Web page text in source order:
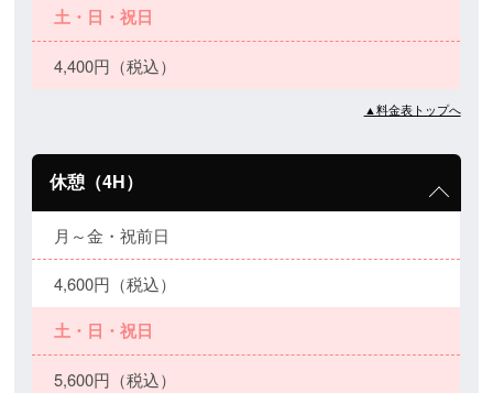
土・日・祝日
4,400円（税込）
▲料金表トップへ
休憩（4H）
月～金・祝前日
4,600円（税込）
土・日・祝日
5,600円（税込）